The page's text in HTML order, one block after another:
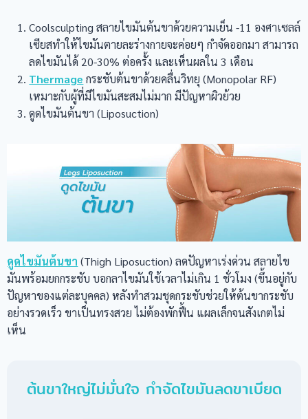
Coolsculpting สลายไขมันต้นขาด้วยความเย็น -11 องศาเซลล์
เซียสทำให้ไขมันตายละร่างกายจะค่อยๆ กำจัดออกมา สามารถ
ลดไขมันได้ 20-30% ต่อครั้ง และเห็นผลใน 3 เดือน
Thermage กระชับต้นขาด้วยคลื่นวิทยุ (Monopolar RF)
เหมาะกับผู้ที่มีไขมันสะสมไม่มาก มีปัญหาผิวย้วย
ดูดไขมันต้นขา (Liposuction)
ดูดไขมันต้นขา (Thigh Liposuction) ลดปัญหาเร่งด่วน สลายไข
มันพร้อมยกกระชับ บอกลาไขมันใช้เวลาไม่เกิน 1 ชั่วโมง (ขึ้นอยู่กับ
ปัญหาของแต่ละบุคคล) หลังทำสวมชุดกระชับช่วยให้ต้นขากระชับ
อย่างรวดเร็ว ขาเป็นทรงสวย ไม่ต้องพักฟื้น แผลเล็กจนสังเกตไม่
เห็น
ต้นขาใหญ่ไม่มั่นใจ กำจัดไขมันลดขาเบียด